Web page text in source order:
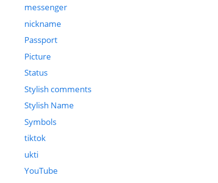
messenger
nickname
Passport
Picture
Status
Stylish comments
Stylish Name
Symbols
tiktok
ukti
YouTube